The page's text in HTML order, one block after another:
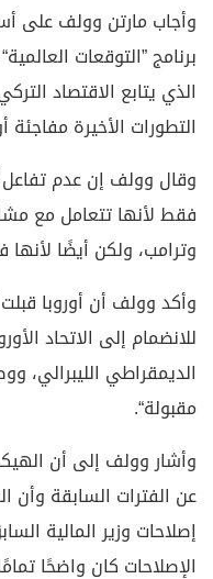
وأجاب مارتن وولف على
التطورات الأخيرة مفاجئة
وقال وولف إن عدم تفاعل
فقط لأنها تتعامل مع
وترامب، ولكن أيضًا
وأكد وولف أن أوروبا
للانضمام إلى الاتحاد
الديمقراطي الليبرالي،
مقبولة“.
وأشار وولف إلى أن
عن الفترات السابقة وأن
إصلاحات وزير المالية
الإصلاحات كان واضحًا